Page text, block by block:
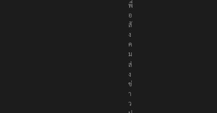
พื่
อ
สั
ง
ค
ม
ส่
ง
ข่
า
ว